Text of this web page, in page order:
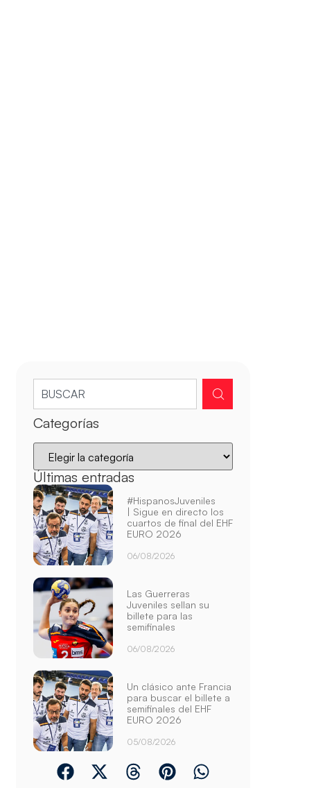
Categorías
Últimas entradas
#HispanosJuveniles
| Sigue en directo los
cuartos de final del EHF
EURO 2026
06/08/2026
Las Guerreras
Juveniles sellan su
billete para las
semifinales
06/08/2026
Un clásico ante Francia
para buscar el billete a
semifinales del EHF
EURO 2026
05/08/2026